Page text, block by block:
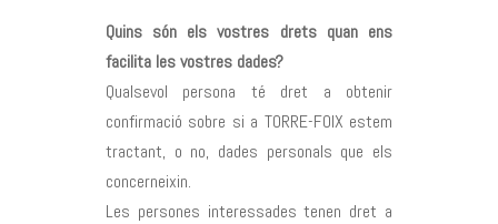
Quins són els vostres drets quan ens
facilita les vostres dades?
Qualsevol persona té dret a obtenir
confirmació sobre si a TORRE-FOIX estem
tractant, o no, dades personals que els
concerneixin.
Les persones interessades tenen dret a